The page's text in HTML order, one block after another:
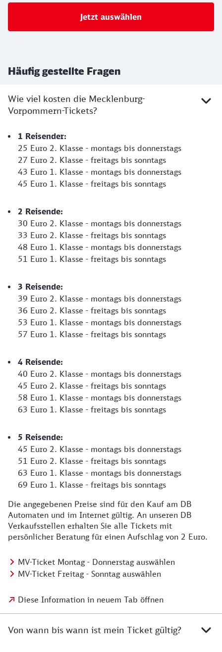
Jetzt auswählen
Häufig gestellte Fragen
Wie viel kosten die Mecklenburg-
Vorpommern-Tickets?
1 Reisender:
25 Euro 2. Klasse - montags bis donnerstags
27 Euro 2. Klasse - freitags bis sonntags
43 Euro 1. Klasse - montags bis donnerstags
45 Euro 1. Klasse - freitags bis sonntags
2 Reisende:
30 Euro 2. Klasse - montags bis donnerstags
33 Euro 2. Klasse - freitags bis sonntags
48 Euro 1. Klasse - montags bis donnerstags
51 Euro 1. Klasse - freitags bis sonntags
3 Reisende:
39 Euro 2. Klasse - montags bis donnerstags
36 Euro 2. Klasse - freitags bis sonntags
53 Euro 1. Klasse - montags bis donnerstags
57 Euro 1. Klasse - freitags bis sonntags
4 Reisende:
40 Euro 2. Klasse - montags bis donnerstags
45 Euro 2. Klasse - freitags bis sonntags
58 Euro 1. Klasse - montags bis donnerstags
63 Euro 1. Klasse - freitags bis sonntags
5 Reisende:
45 Euro 2. Klasse - montags bis donnerstags
51 Euro 2. Klasse - freitags bis sonntags
63 Euro 1. Klasse - montags bis donnerstags
69 Euro 1. Klasse - freitags bis sonntags
Die angegebenen Preise sind für den Kauf am DB
Automaten und im Internet gültig. An unseren DB
Verkaufsstellen erhalten Sie alle Tickets mit
persönlicher Beratung für einen Aufschlag von 2 Euro.
MV-Ticket Montag - Donnerstag auswählen
MV-Ticket Freitag - Sonntag auswählen
Diese Information in neuem Tab öffnen
Von wann bis wann ist mein Ticket gültig?